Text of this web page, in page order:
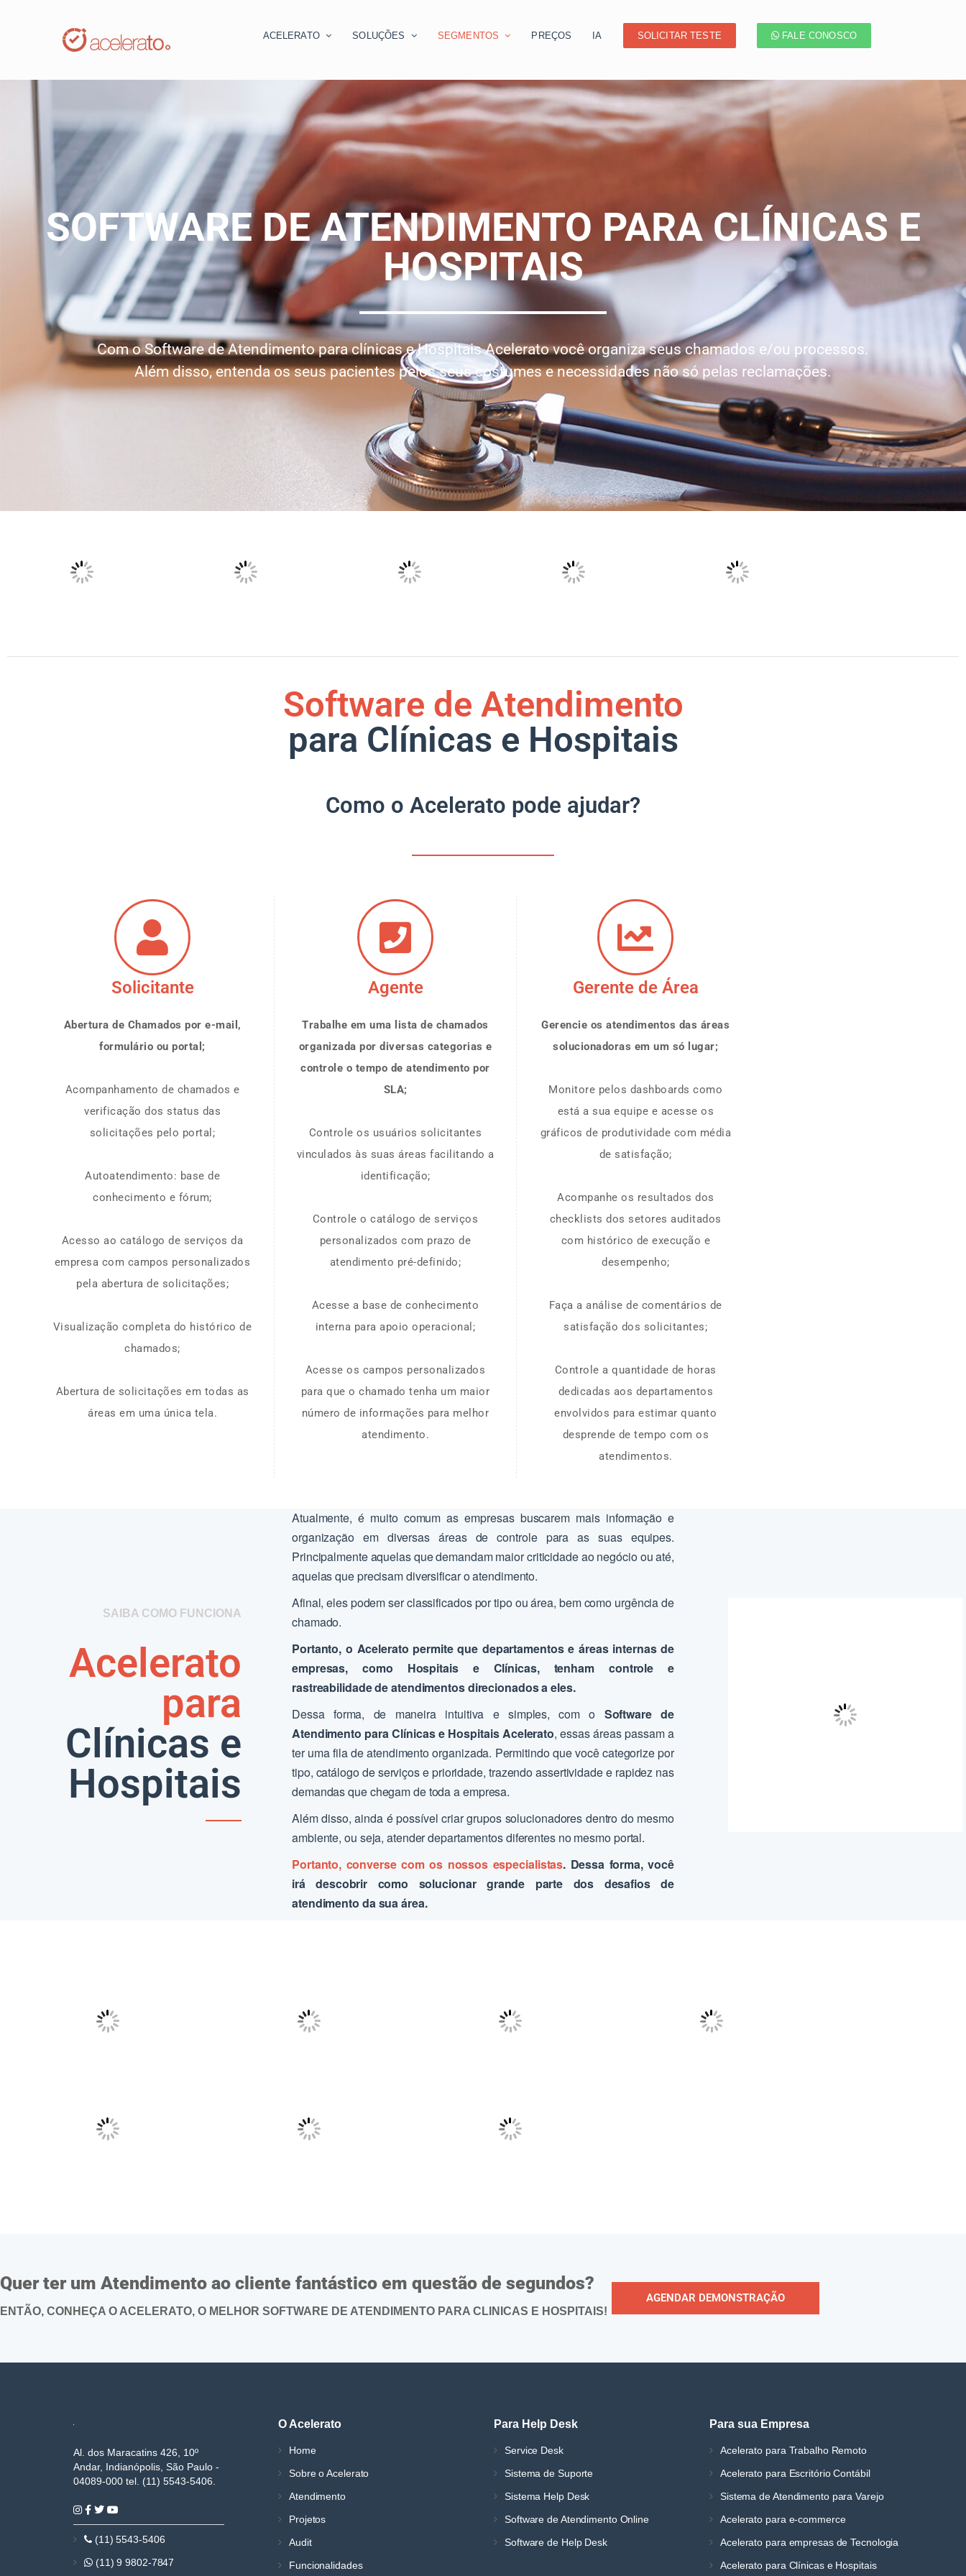
ACELERATO SOLUÇÕES SEGMENTOS PREÇOS IA SOLICITAR TESTE FALE CONOSCO
SOFTWARE DE ATENDIMENTO PARA CLÍNICAS E
HOSPITAIS
Com o Software de Atendimento para clínicas e Hospitais Acelerato você organiza seus chamados e/ou processos.
Além disso, entenda os seus pacientes pelos seus costumes e necessidades não só pelas reclamações.
Software de Atendimento
para Clínicas e Hospitais
Como o Acelerato pode ajudar?
Solicitante
Abertura de Chamados por e-mail,
formulário ou portal;
Acompanhamento de chamados e
verificação dos status das
solicitações pelo portal;
Autoatendimento: base de
conhecimento e fórum;
Acesso ao catálogo de serviços da
empresa com campos personalizados
pela abertura de solicitações;
Visualização completa do histórico de
chamados;
Abertura de solicitações em todas as
áreas em uma única tela.
Agente
Trabalhe em uma lista de chamados
organizada por diversas categorias e
controle o tempo de atendimento por
SLA;
Controle os usuários solicitantes
vinculados às suas áreas facilitando a
identificação;
Controle o catálogo de serviços
personalizados com prazo de
atendimento pré-definido;
Acesse a base de conhecimento
interna para apoio operacional;
Acesse os campos personalizados
para que o chamado tenha um maior
número de informações para melhor
atendimento.
Gerente de Área
Gerencie os atendimentos das áreas
solucionadoras em um só lugar;
Monitore pelos dashboards como
está a sua equipe e acesse os
gráficos de produtividade com média
de satisfação;
Acompanhe os resultados dos
checklists dos setores auditados
com histórico de execução e
desempenho;
Faça a análise de comentários de
satisfação dos solicitantes;
Controle a quantidade de horas
dedicadas aos departamentos
envolvidos para estimar quanto
desprende de tempo com os
atendimentos.
SAIBA COMO FUNCIONA
Acelerato
para
Clínicas e
Hospitais
Atualmente, é muito comum as empresas buscarem mais informação e
organização em diversas áreas de controle para as suas equipes.
Principalmente aquelas que demandam maior criticidade ao negócio ou até,
aquelas que precisam diversificar o atendimento.
Afinal, eles podem ser classificados por tipo ou área, bem como urgência de
chamado.
Portanto, o Acelerato permite que departamentos e áreas internas de
empresas, como Hospitais e Clínicas, tenham controle e
rastreabilidade de atendimentos direcionados a eles.
Dessa forma, de maneira intuitiva e simples, com o Software de
Atendimento para Clínicase Hospitais Acelerato, essas áreas passam a
ter uma fila de atendimento organizada. Permitindo que você categorize por
tipo, catálogo de serviços e prioridade, trazendo assertividade e rapidez nas
demandas que chegam de toda a empresa.
Além disso, ainda é possível criar grupos solucionadores dentro do mesmo
ambiente, ou seja, atender departamentos diferentes no mesmo portal.
Portanto, converse com os nossos especialistas. Dessa forma, você
irá descobrir como solucionar grande parte dos desafios de
atendimento da sua área.
Quer ter um Atendimento ao cliente fantástico em questão de segundos?
ENTÃO, CONHEÇA O ACELERATO, O MELHOR SOFTWARE DE ATENDIMENTO PARA CLINICAS E HOSPITAIS!
AGENDAR DEMONSTRAÇÃO
Al. dos Maracatins 426, 10º
Andar, Indianópolis, São Paulo -
04089-000 tel. (11) 5543-5406.
(11) 5543-5406
(11) 9 9802-7847
O Acelerato
Home
Sobre o Acelerato
Atendimento
Projetos
Audit
Funcionalidades
Para Help Desk
Service Desk
Sistema de Suporte
Sistema Help Desk
Software de Atendimento Online
Software de Help Desk
Para sua Empresa
Acelerato para Trabalho Remoto
Acelerato para Escritório Contábil
Sistema de Atendimento para Varejo
Acelerato para e-commerce
Acelerato para empresas de Tecnologia
Acelerato para Clínicas e Hospitais